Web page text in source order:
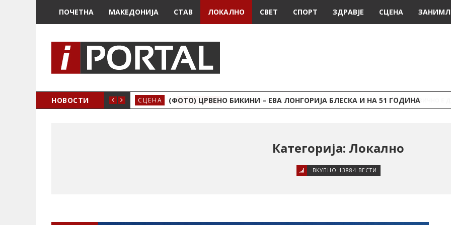
ПОЧЕТНА МАКЕДОНИЈА СТАВ ЛОКАЛНО СВЕТ СПОРТ ЗДРАВЈЕ СЦЕНА
НОВОСТИ
Е ДРАЧЕВО СЦЕНА (ФОТО) ЦРВЕНО БИКИНИ – ЕВА ЛОНГОРИЈА БЛЕСКА И НА 51 ГОДИНА
Категорија: Локално
ВКУПНО 13884 ВЕСТИ